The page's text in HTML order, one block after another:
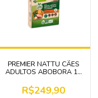
PREMIER NATTU CÃES
ADULTOS ABOBORA 12
R$249,90